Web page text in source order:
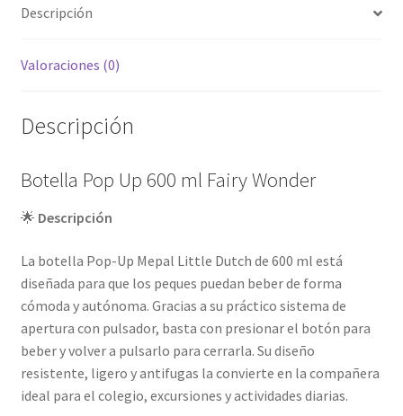
Descripción
Valoraciones (0)
Descripción
Botella Pop Up 600 ml Fairy Wonder
🌟 Descripción
La botella Pop-Up Mepal Little Dutch de 600 ml está
diseñada para que los peques puedan beber de forma
cómoda y autónoma. Gracias a su práctico sistema de
apertura con pulsador, basta con presionar el botón para
beber y volver a pulsarlo para cerrarla. Su diseño
resistente, ligero y antifugas la convierte en la compañera
ideal para el colegio, excursiones y actividades diarias.